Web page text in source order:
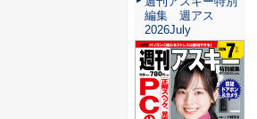
編集 週アス
2026July